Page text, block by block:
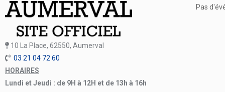
10 La Place, 62550, Aumerval
03 21 04 72 60
HORAIRES
Lundi et Jeudi : de 9H à 12H et de 13h à 16h
Pas